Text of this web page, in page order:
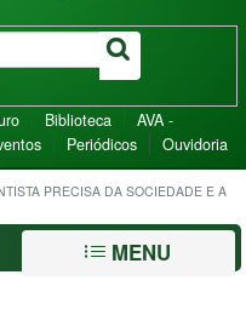
Biblioteca
AVA -
Periódicos Ouvidoria
PRECISA DA SOCIEDADE E A
MENU